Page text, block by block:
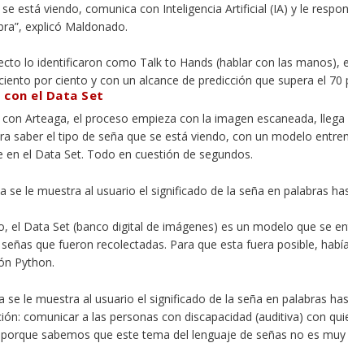
está viendo, comunica con Inteligencia Artificial (IA) y le
explicó Maldonado.
lo identificaron como Talk to Hands (hablar con las manos),
por ciento y con un alcance de predicción que supera el 70
el Data Set
Arteaga, el proceso empieza con la imagen escaneada,
saber el tipo de seña que se está viendo, con un modelo
en el Data Set. Todo en cuestión de segundos.
se le muestra al usuario el significado de la seña en palabras
el Data Set (banco digital de imágenes) es un modelo que se
que fueron recolectadas. Para que esta fuera posible,
Python.
se le muestra al usuario el significado de la seña en palabras
comunicar a las personas con discapacidad (auditiva) con
sabemos que este tema del lenguaje de señas no es